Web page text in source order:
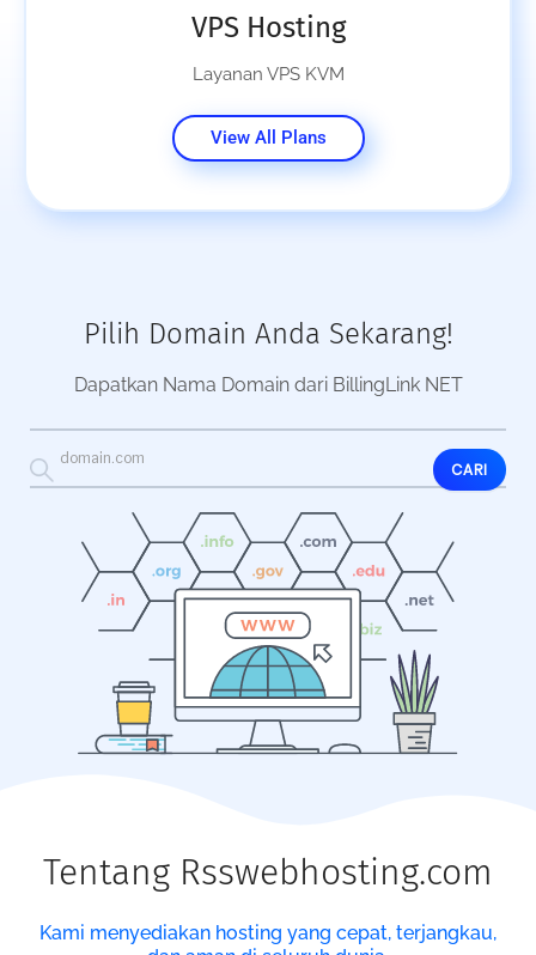
VPS Hosting
Layanan VPS KVM
View All Plans
Pilih Domain Anda Sekarang!
Dapatkan Nama Domain dari BillingLink NET
CARI
Tentang Rsswebhosting.com
Kami menyediakan hosting yang cepat, terjangkau,